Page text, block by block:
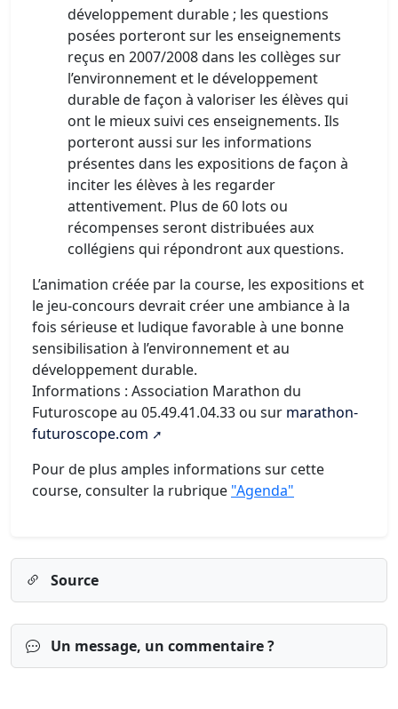
développement durable ; les questions
posées porteront sur les enseignements
reçus en 2007/2008 dans les collèges sur
l’environnement et le développement
durable de façon à valoriser les élèves qui
ont le mieux suivi ces enseignements. Ils
porteront aussi sur les informations
présentes dans les expositions de façon à
inciter les élèves à les regarder
attentivement. Plus de 60 lots ou
récompenses seront distribuées aux
collégiens qui répondront aux questions.
L’animation créée par la course, les expositions et
le jeu-concours devrait créer une ambiance à la
fois sérieuse et ludique favorable à une bonne
sensibilisation à l’environnement et au
développement durable.
Informations : Association Marathon du
Futuroscope au 05.49.41.04.33 ou sur marathon-
futuroscope.com
Pour de plus amples informations sur cette
course, consulter la rubrique "Agenda"
Source
Un message, un commentaire ?